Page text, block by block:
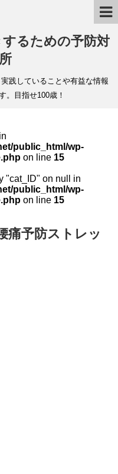
るための予防対
践していることや有益な情報
。目指せ100歳！
public_html/wp-
on line 15
"cat_ID" on null in
public_html/wp-
on line 15
痛予防ストレッ